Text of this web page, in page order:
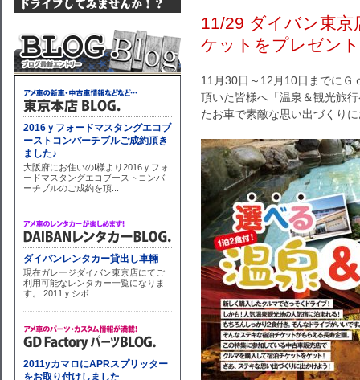
11/29 ダイバン東京
ケットをプレゼント
11月30日～12月10日までにＧ
頂いた皆様へ「温泉＆観光旅
たお車で素敵な思い出づくり